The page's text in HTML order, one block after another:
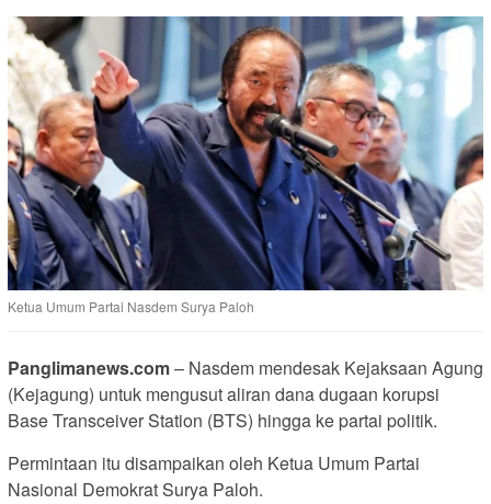
Ketua Umum Partai Nasdem Surya Paloh
Panglimanews.com– Nasdem mendesak Kejaksaan Agung
(Kejagung) untuk mengusut aliran dana dugaan korupsi
Base Transceiver Station (BTS) hingga ke partai politik.
Permintaan itu disampaikan oleh Ketua Umum Partai
Nasional Demokrat Surya Paloh.